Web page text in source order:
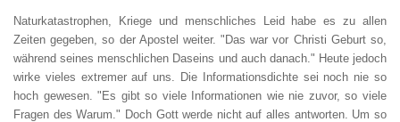
Naturkatastrophen, Kriege und menschliches Leid habe es zu allen
Zeiten gegeben, so der Apostel weiter. "Das war vor Christi Geburt so,
während seines menschlichen Daseins und auch danach." Heute jedoch
wirke vieles extremer auf uns. Die Informationsdichte sei noch nie so
hoch gewesen. "Es gibt so viele Informationen wie nie zuvor, so viele
Fragen des Warum." Doch Gott werde nicht auf alles antworten. Um so